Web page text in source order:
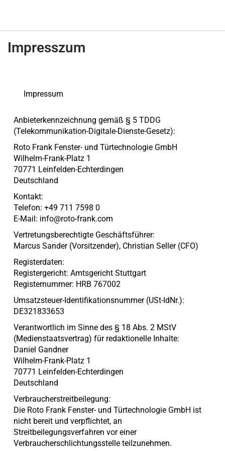
Impresszum
Impressum
Anbieterkennzeichnung gemäß § 5 TDDG
(Telekommunikation-Digitale-Dienste-Gesetz):
Roto Frank Fenster- und Türtechnologie GmbH
Wilhelm-Frank-Platz 1
70771 Leinfelden-Echterdingen
Deutschland
Kontakt:
Telefon: +49 711 7598 0
E-Mail: info@roto-frank.com
Vertretungsberechtigte Geschäftsführer:
Marcus Sander (Vorsitzender), Christian Seller (CFO)
Registerdaten:
Registergericht: Amtsgericht Stuttgart
Registernummer: HRB 767002
Umsatzsteuer-Identifikationsnummer (USt-IdNr.):
DE321833653
Verantwortlich im Sinne des § 18 Abs. 2 MStV
(Medienstaatsvertrag) für redaktionelle Inhalte:
Daniel Gandner
Wilhelm-Frank-Platz 1
70771 Leinfelden-Echterdingen
Deutschland
Verbraucherstreitbeilegung:
Die Roto Frank Fenster- und Türtechnologie GmbH ist
nicht bereit und verpflichtet, an
Streitbeilegungsverfahren vor einer
Verbraucherschlichtungsstelle teilzunehmen.